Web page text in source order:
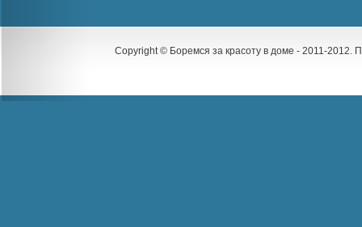
Copyright © Боремся за красоту в доме - 2011-2012.